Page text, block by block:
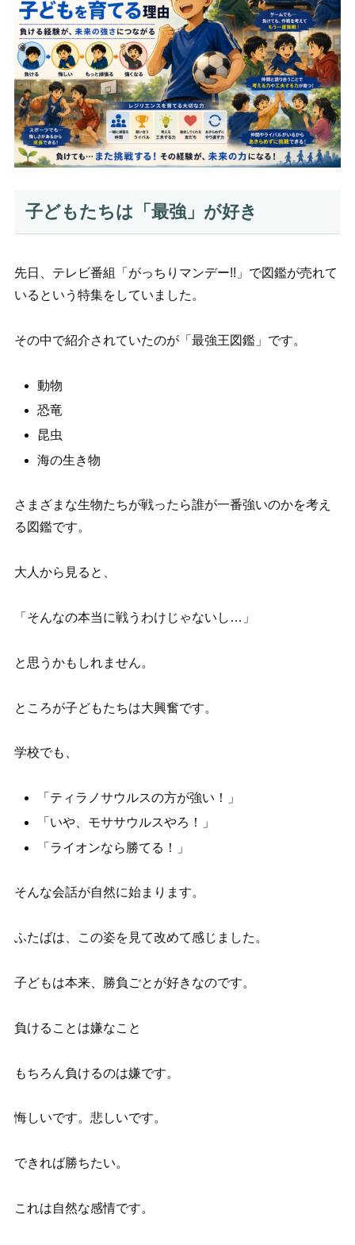
子どもたちは「最強」が好き
先日、テレビ番組「がっちりマンデー!!」で図鑑が売れて
いるという特集をしていました。
その中で紹介されていたのが「最強王図鑑」です。
動物
恐竜
昆虫
海の生き物
さまざまな生物たちが戦ったら誰が一番強いのかを考え
る図鑑です。
大人から見ると、
「そんなの本当に戦うわけじゃないし…」
と思うかもしれません。
ところが子どもたちは大興奮です。
学校でも、
「ティラノサウルスの方が強い！」
「いや、モササウルスやろ！」
「ライオンなら勝てる！」
そんな会話が自然に始まります。
ふたばは、この姿を見て改めて感じました。
子どもは本来、勝負ごとが好きなのです。
負けることは嫌なこと
もちろん負けるのは嫌です。
悔しいです。悲しいです。
できれば勝ちたい。
これは自然な感情です。